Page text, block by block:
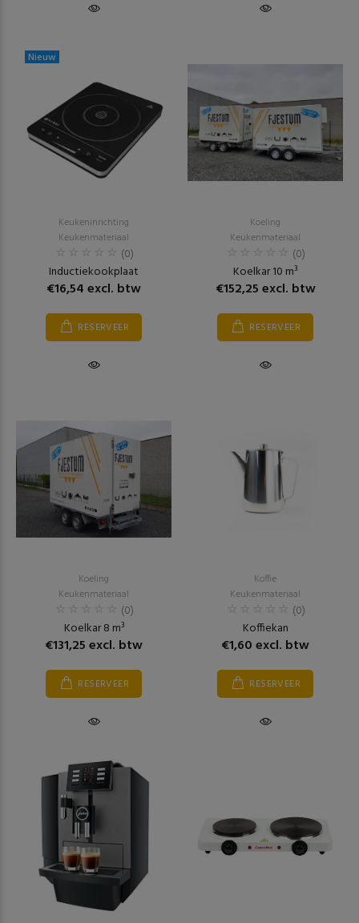
Nieuw
Keukeninrichting
Keukenmateriaal
(0)
Inductiekookplaat
€16,54 excl. btw
RESERVEER
Koeling
Keukenmateriaal
(0)
Koelkar 10 m³
€152,25 excl. btw
RESERVEER
Koeling
Keukenmateriaal
(0)
Koelkar 8 m³
€131,25 excl. btw
RESERVEER
Koffie
Keukenmateriaal
(0)
Koffiekan
€1,60 excl. btw
RESERVEER